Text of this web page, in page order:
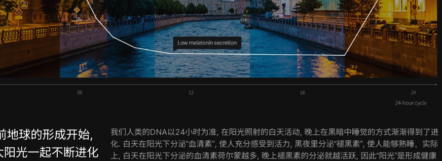
地球的形成开始,
光一起不断进化
我们人类的DNA以24小时为准, 在阳光照射的白天活动, 晚上在黑暗中睡觉的方式渐渐得到了进
化. 白天在阳光下分泌“血清素”, 使人充分感受到活力, 黑夜里分泌“褪黑素”, 使人能够熟睡。实际
上, 白天在阳光下分泌的血清素荷尔蒙越多, 晚上褪黑素的分泌就越活跃, 因此“阳光”是形成健康